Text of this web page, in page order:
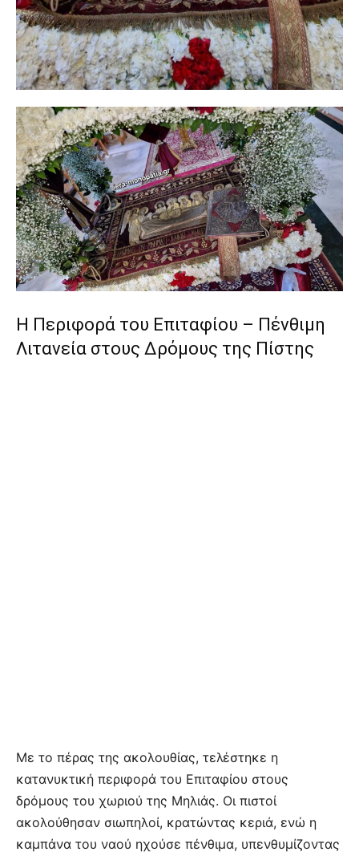
Η Περιφορά του Επιταφίου – Πένθιμη
Λιτανεία στους Δρόμους της Πίστης
Με το πέρας της ακολουθίας, τελέστηκε η
κατανυκτική περιφορά του Επιταφίου στους
δρόμους του χωριού της Μηλιάς. Οι πιστοί
ακολούθησαν σιωπηλοί, κρατώντας κεριά, ενώ η
καμπάνα του ναού ηχούσε πένθιμα, υπενθυμίζοντας